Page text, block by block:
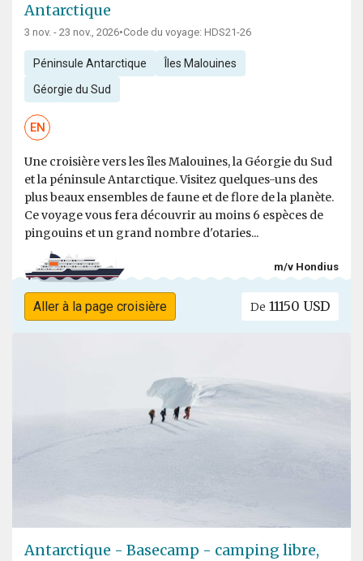
Antarctique
3 nov. - 23 nov., 2026•Code du voyage: HDS21-26
Péninsule Antarctique Îles Malouines
Géorgie du Sud
EN
Une croisière vers les îles Malouines, la Géorgie du Sud
et la péninsule Antarctique. Visitez quelques-uns des
plus beaux ensembles de faune et de flore de la planète.
Ce voyage vous fera découvrir au moins 6 espèces de
pingouins et un grand nombre d'otaries...
m/v Hondius
Aller à la page croisière De 11150 USD
Antarctique - Basecamp - camping libre,